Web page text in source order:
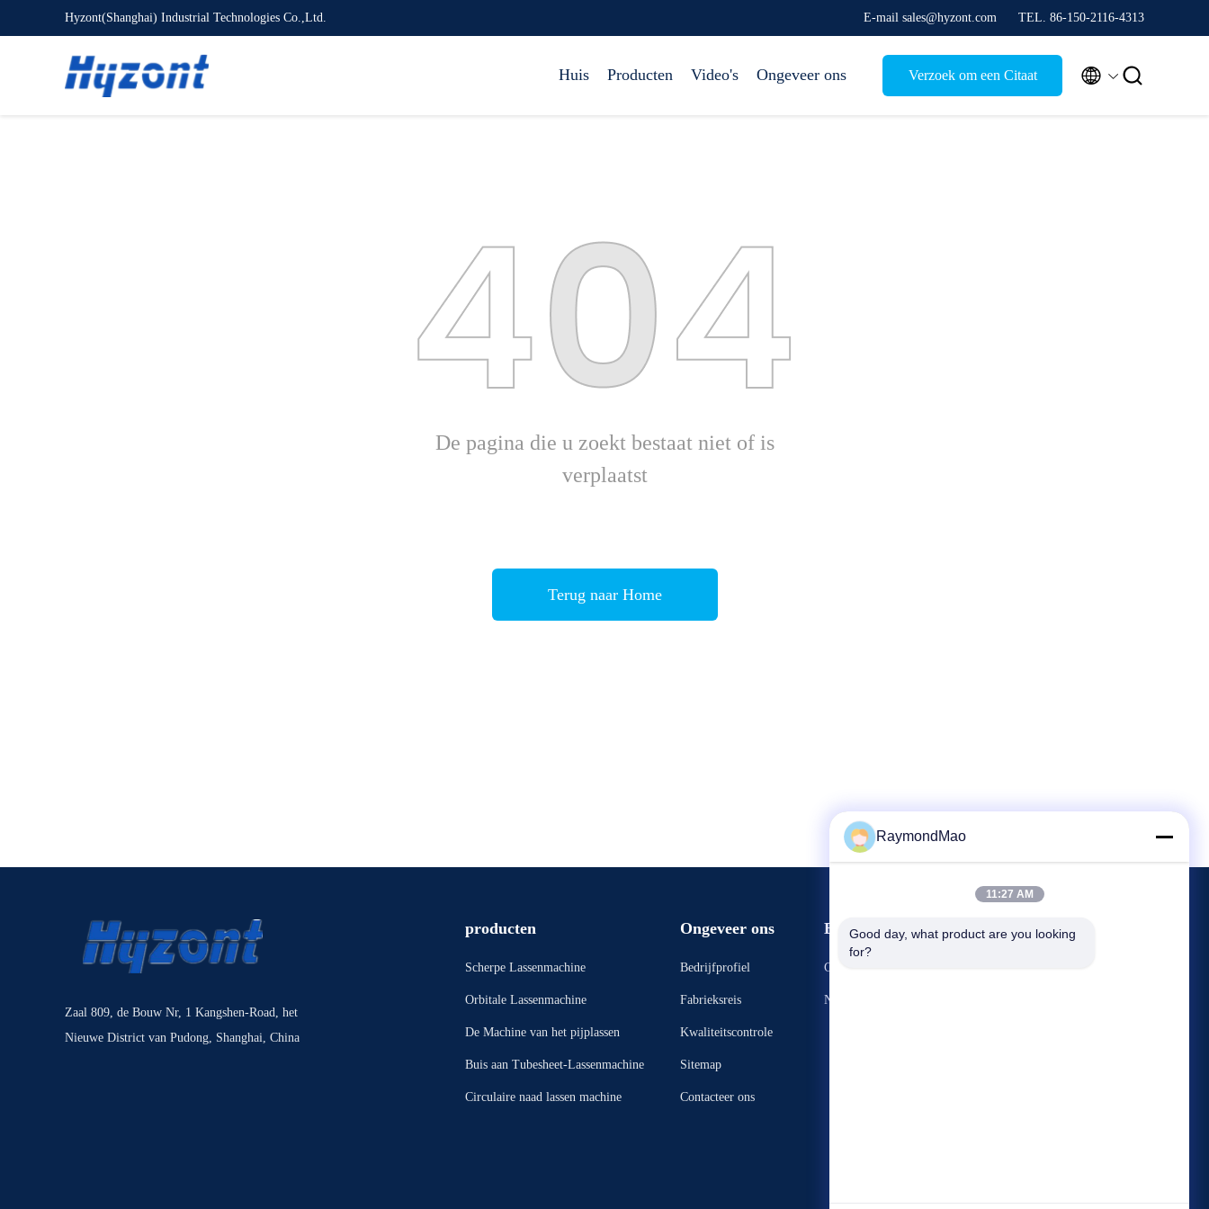
Hyzont(Shanghai) Industrial Technologies Co.,Ltd. E-mail sales@hyzont.com TEL. 86-150-2116-4313
Huis Producten Video's Ongeveer ons Verzoek om een Citaat  
De pagina die u zoekt bestaat niet of is
verplaatst
Terug naar Home
Zaal 809, de Bouw Nr, 1 Kangshen-Road, het
Nieuwe District van Pudong, Shanghai, China
producten
Scherpe Lassenmachine
Orbitale Lassenmachine
De Machine van het pijplassen
Buis aan Tubesheet-Lassenmachine
Circulaire naad lassen machine
Ongeveer ons
Bedrijfprofiel
Fabrieksreis
Kwaliteitscontrole
Sitemap
Contacteer ons
Evenementen
Gevallen
Nieuws
Verzoek om een Citaat
RaymondMao
11:27 AM
Good day, what product are you looking
for?